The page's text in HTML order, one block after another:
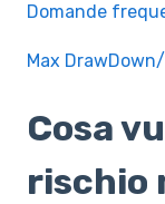
Domande
Max
Cosa
rischio